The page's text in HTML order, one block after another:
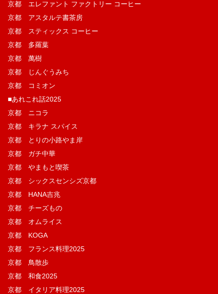
京都 エレファント ファクトリー コーヒー
京都 アスタルテ書茶房
京都 スティックス コーヒー
京都 多羅葉
京都 萬樹
京都 じんぐうみち
京都 コミオン
■あれこれ話2025
京都 ニコラ
京都 キラナ スパイス
京都 とりの小路やま岸
京都 ガチ中華
京都 やまもと喫茶
京都 シックスセンシズ京都
京都 HANA吉兆
京都 チーズもの
京都 オムライス
京都 KOGA
京都 フランス料理2025
京都 鳥散歩
京都 和食2025
京都 イタリア料理2025